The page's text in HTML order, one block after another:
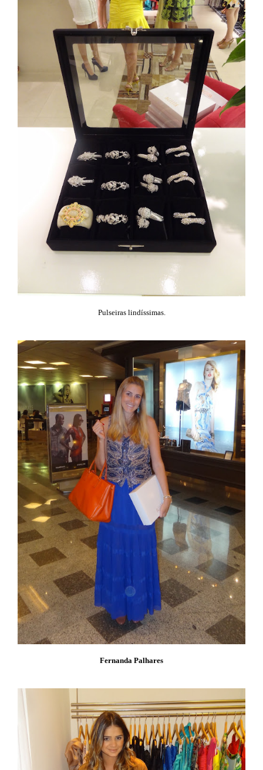
Pulseiras lindíssimas.
Fernanda Palhares